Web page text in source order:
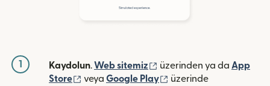
1 Kaydolun.Web sitemiz (yeni pencerede açılır)
üzerinden ya da App
Store
(yeni pencerede açılır)
veya Google Play (yeni pencerede açılır)
üzerinde